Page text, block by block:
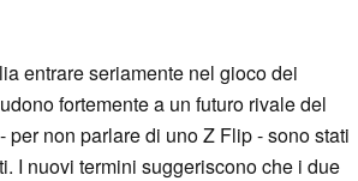
entrare seriamente nel gioco dei
fortemente a un futuro rivale del
per non parlare di uno Z Flip - sono stati
I nuovi termini suggeriscono che i due